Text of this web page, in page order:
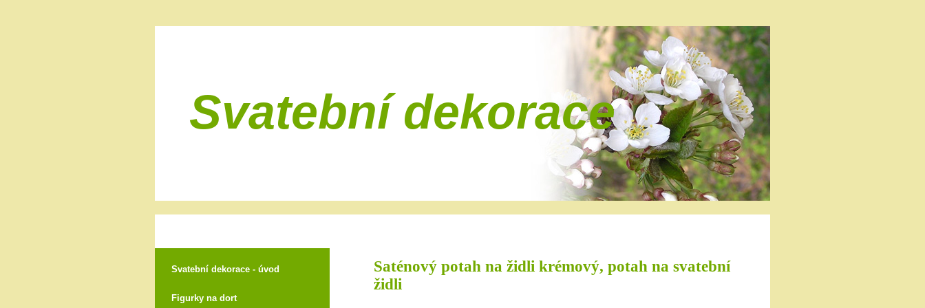
Svatební dekorace
Svatební dekorace - úvod
Figurky na dort
Saténový potah na židli krémový, potah na svatební
židli